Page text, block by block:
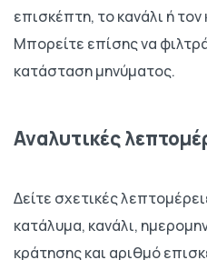
επισκέπτη, το κανάλι ή
Μπορείτε επίσης να
κατάσταση μηνύματος.
Αναλυτικές
Δείτε σχετικές
κατάλυμα, κανάλι,
κράτησης και αριθμό